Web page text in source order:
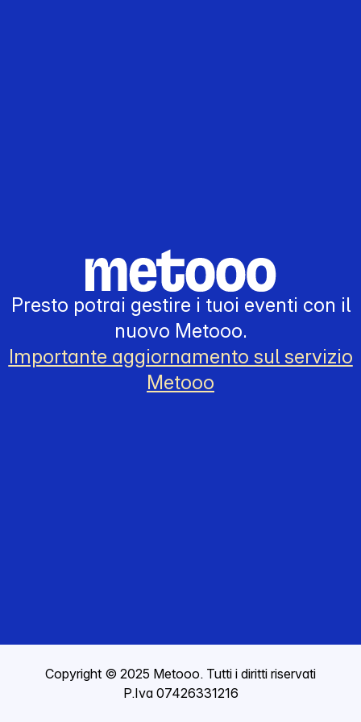
Presto potrai gestire i tuoi eventi con il
nuovo Metooo.
Importante aggiornamento sul servizio
Metooo
Copyright © 2025 Metooo. Tutti i diritti riservati
P.Iva 07426331216